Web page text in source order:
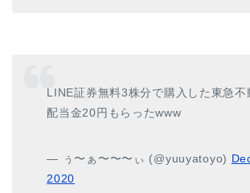
LINE証券無料3株分で購入した東急不
配当金20円もらったwww
— ぅ〜ぁ〜〜〜ぃ (@yuuyatoyo)
2020